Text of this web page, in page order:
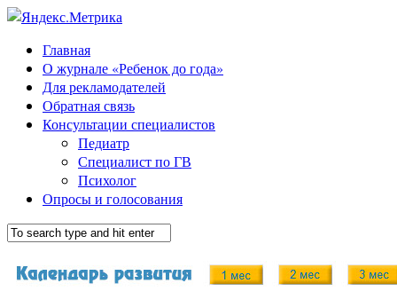
Главная
О журнале «Ребенок до года»
Для рекламодателей
Обратная связь
Консультации специалистов
Педиатр
Специалист по ГВ
Психолог
Опросы и голосования